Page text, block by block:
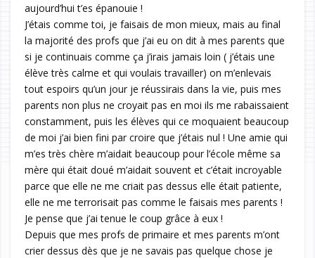
aujourd’hui t’es épanouie !
J’étais comme toi, je faisais de mon mieux, mais au final
la majorité des profs que j’ai eu on dit à mes parents que
si je continuais comme ça j’irais jamais loin ( j’étais une
élève très calme et qui voulais travailler) on m’enlevais
tout espoirs qu’un jour je réussirais dans la vie, puis mes
parents non plus ne croyait pas en moi ils me rabaissaient
constamment, puis les élèves qui ce moquaient beaucoup
de moi j’ai bien fini par croire que j’étais nul ! Une amie qui
m’es très chère m’aidait beaucoup pour l’école même sa
mère qui était doué m’aidait souvent et c’était incroyable
parce que elle ne me criait pas dessus elle était patiente,
elle ne me terrorisait pas comme le faisais mes parents !
Je pense que j’ai tenue le coup grâce à eux !
Depuis que mes profs de primaire et mes parents m’ont
crier dessus dès que je ne savais pas quelque chose je